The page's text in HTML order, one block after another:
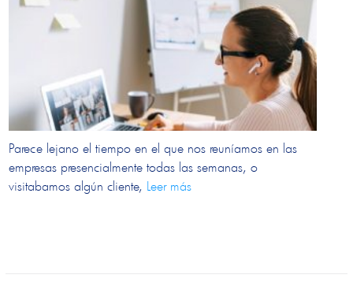
Parece lejano el tiempo en el que nos reuníamos en las
empresas presencialmente todas las semanas, o
visitabamos algún cliente, Leer más